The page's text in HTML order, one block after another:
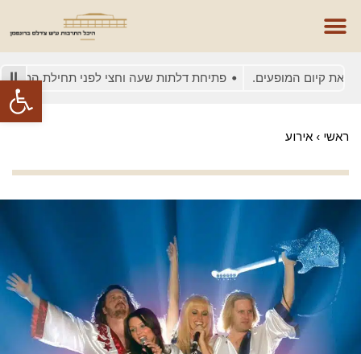
פתח קיום המופעים. פתיחת דלתות שעה וחצי לפני תחילת המופע
ראשי › אירוע